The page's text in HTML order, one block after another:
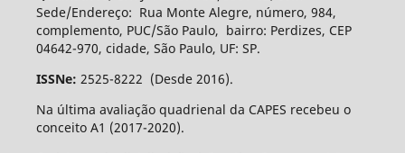
Sede/Endereço: Rua Monte Alegre, número, 984,
complemento, PUC/São Paulo, bairro: Perdizes, CEP
04642-970, cidade, São Paulo, UF: SP.
ISSNe: 2525-8222 (Desde 2016).
Na última avaliação quadrienal da CAPES recebeu o
conceito A1 (2017-2020).